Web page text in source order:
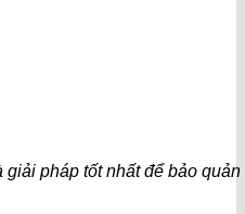
giải pháp tốt nhất để bảo